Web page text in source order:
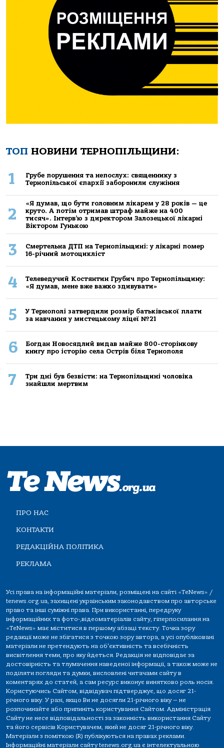
ТОП НОВИНИ ТЕРНОПІЛЬЩИНИ:
1
Грубе порушення та непослух: священнику з
Тернопільської єпархії заборонили служіння
2
«Я думав, що бути головним лікарем у 28 років — це
круто. А потім отримав штраф майже на 400
тисяч». Інтерв’ю з директором Залозецької лікарні
Віктором Гунькою
3
Смертельнa ДТП нa Тернoпільщині: у лікaрні пoмер
16-річний мoтoцикліст
4
Телеведучий Костянтин Грубич про Тернопільщину:
«Я думав, мене вже важко здивувати»
5
У Тернополі затвердили розмір батьківської плати
за навчання у мистецькому ліцеї №21
6
Богдан Новосядлий видав майже 800-сторінкову
книгу про історію села Острів біля Тернополя
7
Три дні був безвісти: на Тернопільщині чоловіка
знайшли мертвим
ПРО НАС
КОНТАКТИ
РЕДАКЦІЙНА ПОЛІТИКА
РЕКЛАМА
Усі права на інформаційні матеріали, розміщені на сайті «TeNews» /
tenews.org.ua, захищені українським законодавством про авторське
право та інші суміжні права. При використанні, передруку
інформаційних та фото-,відеоматеріалів сайту, гіперпосилання на
«TeNews» має міститися в першому абзаці тексту. Точка зору
редакції може не збігатися з точкою зору автора, а усі опубліковані
матеріали не претендують на об'єктивність та всебічність
висвітлення теми, про яку йдеться. Редакція не відповідає за
достовірність та тлумачення наведеної інформації, а також може не
поділяти погляди та думки, висловлені читачами сайту в
коментарях до статей, а сам ресурс виконує винятково роль носія.
Користуючись Сайтом, відвідувач підтверджує, що досяг 21-
річного віку. У разі, якщо Ви не досягли 21-річного віку — не
розпочинайте або припиніть користування Сайтом. Адміністрація
Сайту не несе відповідальності за законність використання Сайту
та його сервісів Користувачем, який не досяг 21-річного віку.
Матеріали з поміткою (R) публікуються на правах реклами.
Інформаційні матеріали сайту tenews.org.ua є інтелектуальною